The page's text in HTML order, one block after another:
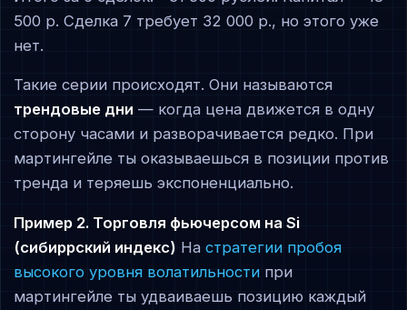
500 р. Сделка 7 требует 32 000 р., но этого уже
нет.
Такие серии происходят. Они называются
трендовые дни — когда цена движется в одну
сторону часами и разворачивается редко. При
мартингейле ты оказываешься в позиции против
тренда и теряешь экспоненциально.
Пример 2. Торговля фьючерсом на Si
(сибиррский индекс) Настратегии пробоя
высокого уровня волатильности при
мартингейле ты удваиваешь позицию каждый